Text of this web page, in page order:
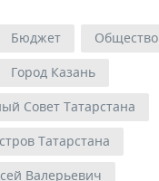
Бюджет Общество
Город Казань
Совет Татарстана
Татарстана
Валерьевич